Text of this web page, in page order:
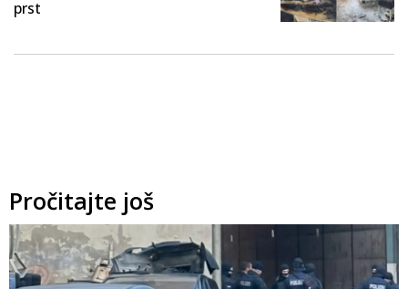
prst
Pročitajte još